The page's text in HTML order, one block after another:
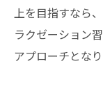
上を目指すなら
ラクゼーション
アプローチとなり